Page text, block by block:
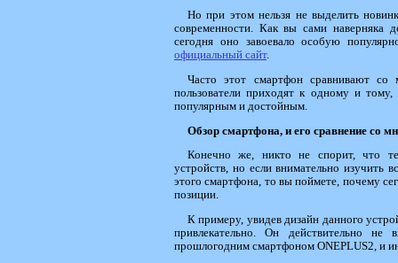
Но при этом нельзя не выделить
современности. Как вы сами наверняка
сегодня оно завоевало особую
официальный сайт.
Часто этот смартфон сравнивают со
пользователи приходят к одному и
популярным и достойным.
Обзор смартфона, и его сравнение со
Конечно же, никто не спорит, что
устройств, но если внимательно изучить
этого смартфона, то вы поймете, почему
позиции.
К примеру, увидев дизайн данного
привлекательно. Он действительно
прошлогодним смартфоном ONEPLUS2, и